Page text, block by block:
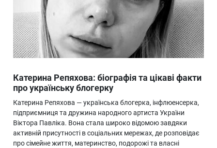
Лайфстайл
ТехноНаука
Людина
Ukraine
Про нас
Катерина Репяхова: біографія та цікаві факти
про українську блогерку
Катерина Репяхова — українська блогерка, інфлюенсерка,
підприємниця та дружина народного артиста України
Віктора Павліка. Вона стала широко відомою завдяки
активній присутності в соціальних мережах, де розповідає
про сімейне життя, материнство, подорожі та власні